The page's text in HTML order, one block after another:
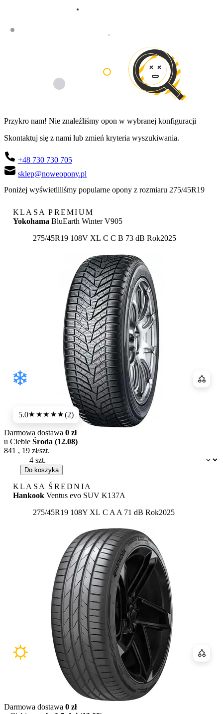
Przykro nam! Nie znaleźliśmy opon w wybranej konfiguracji
Skontaktuj się z nami lub zmień kryteria wyszukiwania.
+48 730 730 705
sklep@noweopony.pl
Poniżej wyświetliliśmy popularne opony z rozmiaru 275/45R19
KLASA PREMIUM
Yokohama BluEarth Winter V905
275/45R19 108V XL Etykieta:
C C B 73 dB Rok2025
5.0★★★★★(2)
Dostępność:
Darmowa dostawa 0 zł
u Ciebie Środa (12.08)
841 , 19 zł/szt.
Do koszyka
KLASA ŚREDNIA
Hankook Ventus evo SUV K137A
275/45R19 108Y XL Etykieta:
C A A 71 dB Rok2025
Darmowa dostawa 0 zł